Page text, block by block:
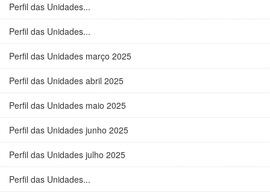
Perfil das Unidades...
Perfil das Unidades...
Perfil das Unidades março 2025
Perfil das Unidades abril 2025
Perfil das Unidades maio 2025
Perfil das Unidades junho 2025
Perfil das Unidades julho 2025
Perfil das Unidades...